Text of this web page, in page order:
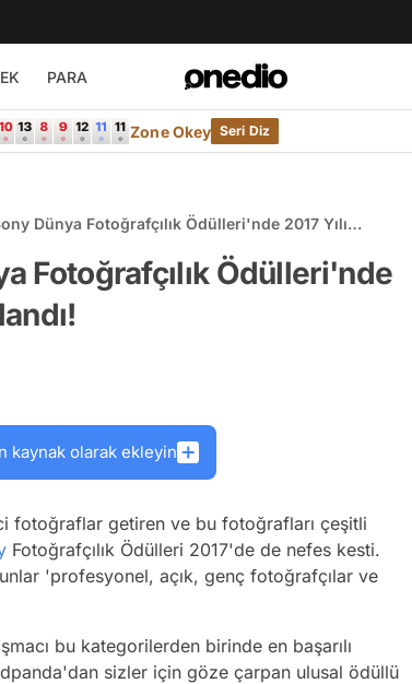
PARA
Zone Okey Seri Diz
Dünya Fotoğrafçılık Ödülleri'nde 2017 Yılı
Fotoğrafçılık Ödülleri'nde
kaynak olarak ekleyin
fotoğraflar getiren ve bu fotoğrafları çeşitli
Fotoğrafçılık Ödülleri 2017'de de nefes kesti.
'profesyonel, açık, genç fotoğrafçılar ve
bu kategorilerden birinde en başarılı
sizler için göze çarpan ulusal ödüllü